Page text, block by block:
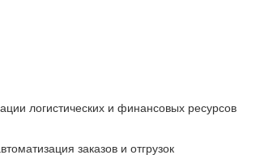
логистических и финансовых ресурсов
заказов и отгрузок